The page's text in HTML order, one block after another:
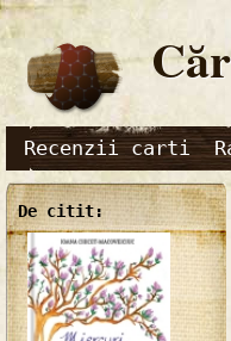
Recenzii carti
De citit: